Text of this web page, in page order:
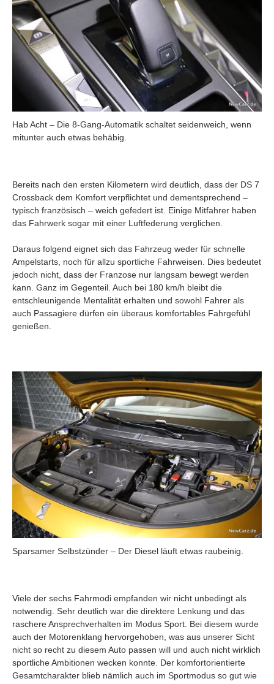
Hab Acht – Die 8-Gang-Automatik schaltet seidenweich, wenn
mitunter auch etwas behäbig.
Bereits nach den ersten Kilometern wird deutlich, dass der DS 7
Crossback dem Komfort verpflichtet und dementsprechend –
typisch französisch – weich gefedert ist. Einige Mitfahrer haben
das Fahrwerk sogar mit einer Luftfederung verglichen.
Daraus folgend eignet sich das Fahrzeug weder für schnelle
Ampelstarts, noch für allzu sportliche Fahrweisen. Dies bedeutet
jedoch nicht, dass der Franzose nur langsam bewegt werden
kann. Ganz im Gegenteil. Auch bei 180 km/h bleibt die
entschleunigende Mentalität erhalten und sowohl Fahrer als
auch Passagiere dürfen ein überaus komfortables Fahrgefühl
genießen.
Sparsamer Selbstzünder – Der Diesel läuft etwas raubeinig.
Viele der sechs Fahrmodi empfanden wir nicht unbedingt als
notwendig. Sehr deutlich war die direktere Lenkung und das
raschere Ansprechverhalten im Modus Sport. Bei diesem wurde
auch der Motorenklang hervorgehoben, was aus unserer Sicht
nicht so recht zu diesem Auto passen will und auch nicht wirklich
sportliche Ambitionen wecken konnte. Der komfortorientierte
Gesamtcharakter blieb nämlich auch im Sportmodus so gut wie